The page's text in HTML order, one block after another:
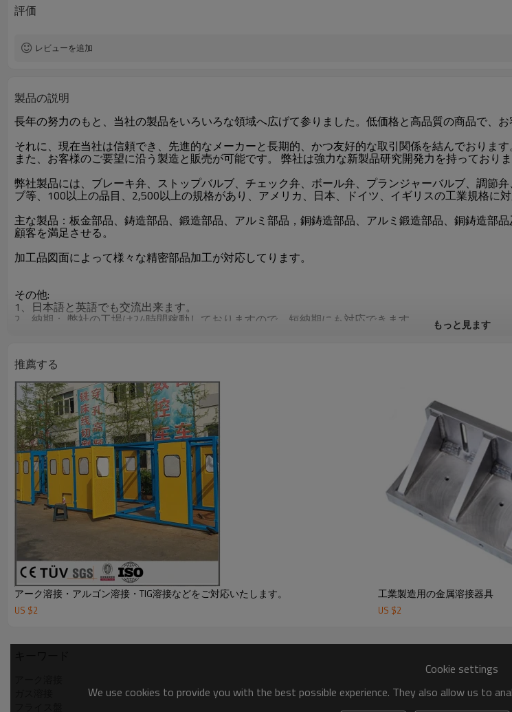
サービス
評価
レビューを追加
製品の説明
長年の努力のもと、当社の製品をいろいろな領域へ広げて参りました。低価格と高品質の商品で、お
それに、現在当社は信頼でき、先進的なメーカーと長期的、かつ友好的な取引関係を結んでおりま
また、お客様のご要望に沿う製造と販売が可能です。 弊社は強力な新製品研究開発力を持っており
弊社製品には、ブレーキ弁、ストップバルブ、チェック弁、ボール弁、プランジャーバルブ、調節
ブ等、100以上の品目、2,500以上の規格があり、アメリカ、日本、ドイツ、イギリスの工業規格に
主な製品：板金部品、鋳造部品、鍛造部品、アルミ部品，銅鋳造部品、アルミ鍛造部品、銅鋳造部
顧客を満足させる。
加工品図面によって様々な精密部品加工が対応してります。
その他:
1、日本語と英語でも交流出来ます。
2、納期： 弊社の工場は24時間稼動しておりますので、短納期にも対応できます。
5．弊社は輸出ライセンスを持っております。
●詳しくはカタログをダウンロードもしくはお問い合わせ下さい。
もっと見ます
推薦する
アーク溶接・アルゴン溶接・TIG溶接などをご対応いたします。
US $2
工業製造用の金属溶接器具
US $2
Cookie settings
We use cookies to provide you with the best possible experience. They also allow us to